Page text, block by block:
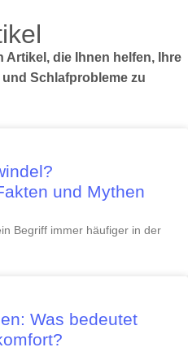
Artikel, die Ihnen helfen, Ihre
Schlafprobleme zu
und Mythen
Begriff immer häufiger in der
Was bedeutet